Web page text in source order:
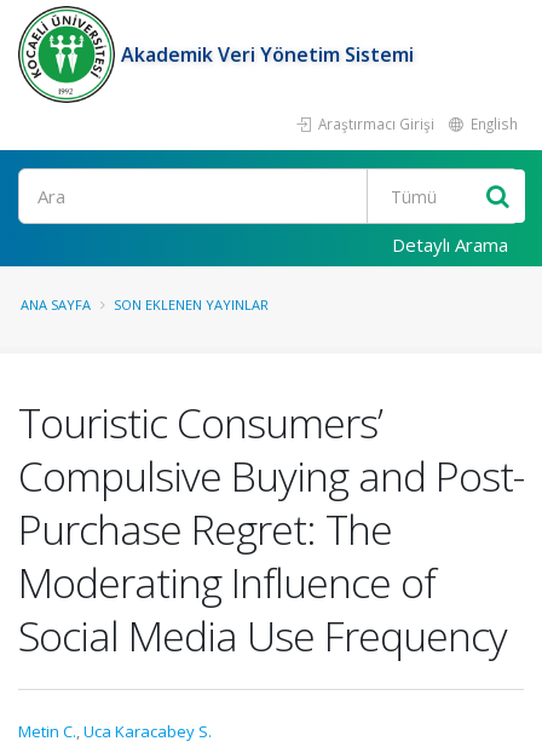
Akademik Veri Yönetim Sistemi
Araştırmacı Girişi English
Ara
Detaylı Arama
ANA SAYFA SON EKLENEN YAYINLAR
Touristic Consumers’
Compulsive Buying and Post-
Purchase Regret: The
Moderating Influence of
Social Media Use Frequency
Metin C.,Uca Karacabey S.